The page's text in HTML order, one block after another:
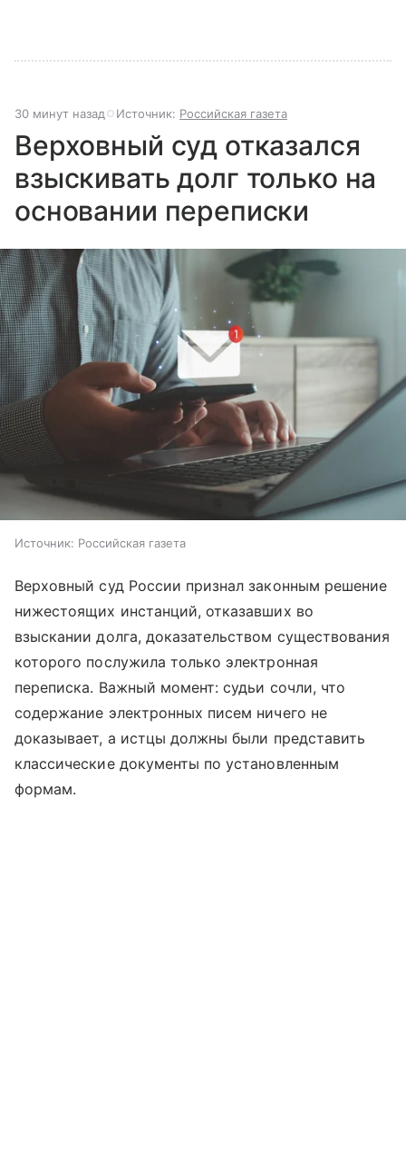
30 минут назад Источник: Российская газета
Верховный суд отказался
взыскивать долг только на
основании переписки
Источник: Российская газета
Верховный суд России признал законным решение
нижестоящих инстанций, отказавших во
взыскании долга, доказательством существования
которого послужила только электронная
переписка. Важный момент: судьи сочли, что
содержание электронных писем ничего не
доказывает, а истцы должны были представить
классические документы по установленным
формам.